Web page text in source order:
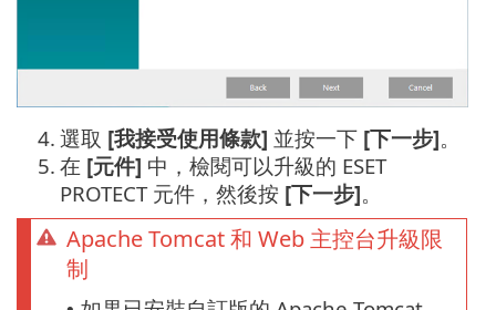
4. 選取 [我接受使用條款] 並按一下 [下一步]。
5. 在 [元件] 中，檢閱可以升級的 ESET
PROTECT 元件，然後按 [下一步]。
Apache Tomcat 和 Web 主控台升級限
制